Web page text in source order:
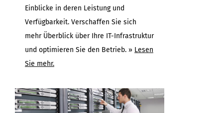
Einblicke in deren Leistung und
Verfügbarkeit. Verschaffen Sie sich
mehr Überblick über Ihre IT-Infrastruktur
und optimieren Sie den Betrieb. » Lesen
Sie mehr.